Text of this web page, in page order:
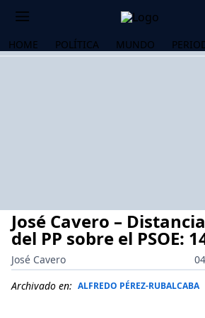
HOME POLÍTICA MUNDO
José Cavero –
del PP sobre el PSOE:
José Cavero
Archivado en: ALFREDO PÉREZ-RUBALCABA